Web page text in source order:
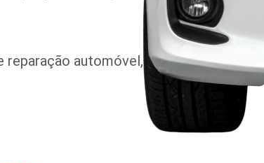
reparação automóvel,